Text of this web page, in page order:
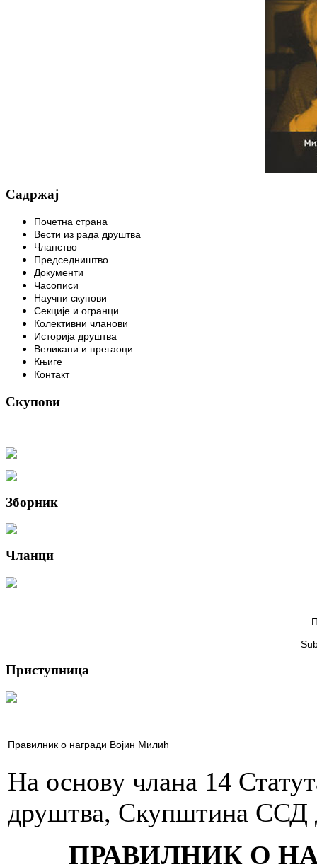
Садржај
Почетна страна
Вести из рада друштва
Чланство
Председништво
Документи
Часописи
Научни скупови
Секције и огранци
Колективни чланови
Историја друштва
Великани и прегаоци
Књиге
Контакт
Скупови
Зборник
Чланци
Приступница
Правилник о награди Војин Милић
На основу члана 14
друштва, Скупштина ССД
ПРАВИЛНИК О